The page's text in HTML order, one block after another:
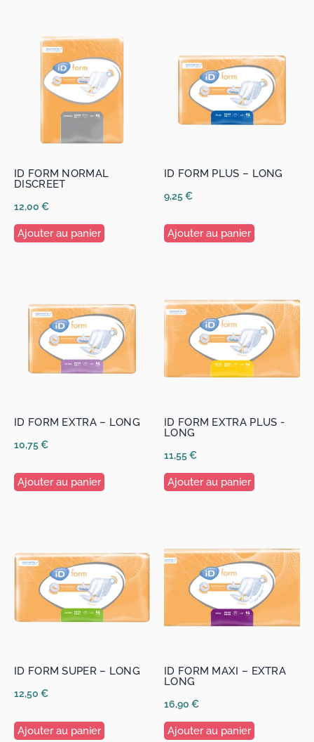
ID FORM NORMAL
DISCREET
12,00 €
Ajouter au panier
ID FORM PLUS – LONG
9,25€
Ajouter au panier
ID FORM EXTRA – LONG
10,75€
Ajouter au panier
ID FORM EXTRA PLUS -
LONG
11,55€
Ajouter au panier
ID FORM SUPER – LONG
12,50 €
Ajouter au panier
ID FORM MAXI – EXTRA
LONG
16,90 €
Ajouter au panier